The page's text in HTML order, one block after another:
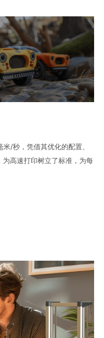
/秒，凭借其优化的配置、
高速打印树立了标准，为每